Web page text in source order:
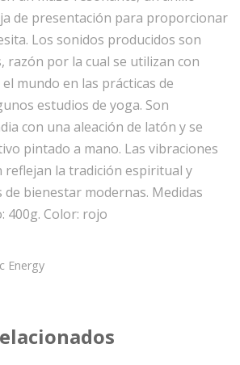
de presentación para proporcionar
Los sonidos producidos son
razón por la cual se utilizan con
mundo en las prácticas de
estudios de yoga. Son
con una aleación de latón y se
pintado a mano. Las vibraciones
reflejan la tradición espiritual y
bienestar modernas. Medidas
400g. Color: rojo
Energy